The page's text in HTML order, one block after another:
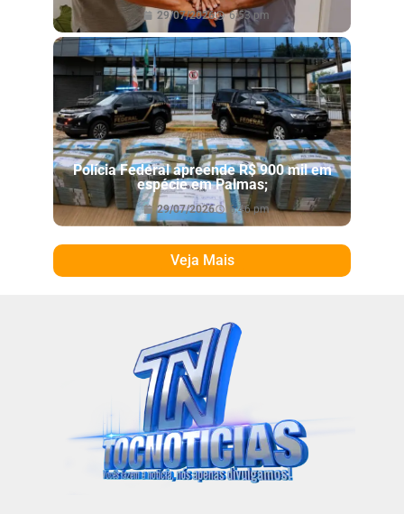
29/07/2026 6:53 pm
Polícia Federal apreende R$ 900 mil em
espécie em Palmas;
29/07/2026 6:46 pm
Veja Mais